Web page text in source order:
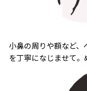
小鼻の周りや額など
を丁寧になじませて。